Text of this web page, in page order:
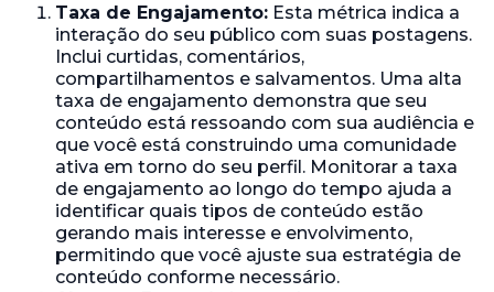
Taxa de Engajamento: Esta métrica indica a
interação do seu público com suas postagens.
Inclui curtidas, comentários,
compartilhamentos e salvamentos. Uma alta
taxa de engajamento demonstra que seu
conteúdo está ressoando com sua audiência e
que você está construindo uma comunidade
ativa em torno do seu perfil. Monitorar a taxa
de engajamento ao longo do tempo ajuda a
identificar quais tipos de conteúdo estão
gerando mais interesse e envolvimento,
permitindo que você ajuste sua estratégia de
conteúdo conforme necessário.